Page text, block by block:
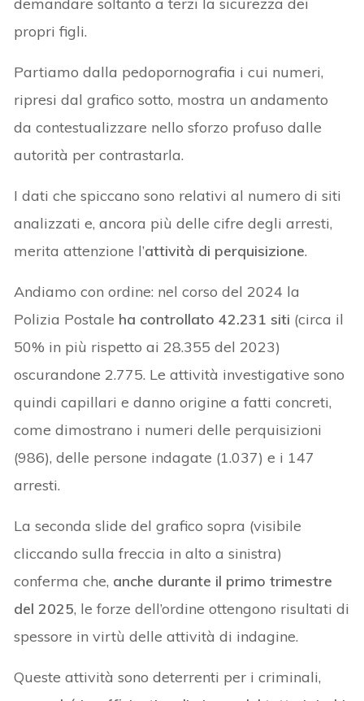
propri figli.
Partiamo dalla pedopornografia i cui numeri,
ripresi dal grafico sotto, mostra un andamento
da contestualizzare nello sforzo profuso dalle
autorità per contrastarla.
I dati che spiccano sono relativi al numero di siti
analizzati e, ancora più delle cifre degli arresti,
merita attenzione l’attività di perquisizione.
Andiamo con ordine: nel corso del 2024 la
Polizia Postale ha controllato 42.231 siti (circa il
50% in più rispetto ai 28.355 del 2023)
oscurandone 2.775. Le attività investigative sono
quindi capillari e danno origine a fatti concreti,
come dimostrano i numeri delle perquisizioni
(986), delle persone indagate (1.037) e i 147
arresti.
La seconda slide del grafico sopra (visibile
cliccando sulla freccia in alto a sinistra)
conferma che, anche durante il primo trimestre
del 2025, le forze dell’ordine ottengono risultati di
spessore in virtù delle attività di indagine.
Queste attività sono deterrenti per i criminali,